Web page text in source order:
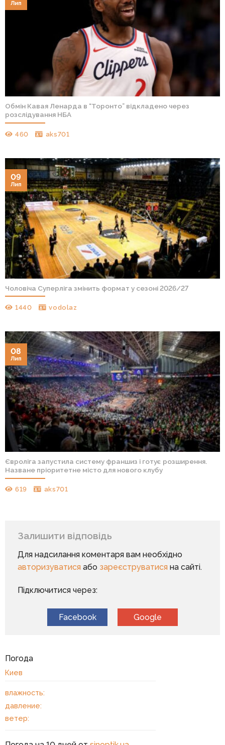
Обмін Кавая Ленарда в “Торонто” відкладено через
розслідування НБА
460 aks701
Лип
Чоловіча Суперліга змінить формат у сезоні 2026/27
1440 vodolaz
09
Лип
Євроліга запустила систему франшиз і готує розширення.
Назване пріоритетне місто для нового клубу
619 aks701
08
Лип
Залишити відповідь
Для надсилання коментаря вам необхідно
авторизуватисяабо зареєструватисяна сайті.
Підключитися через:
Facebook Google
Погода
Киев
влажность:
давление:
ветер: